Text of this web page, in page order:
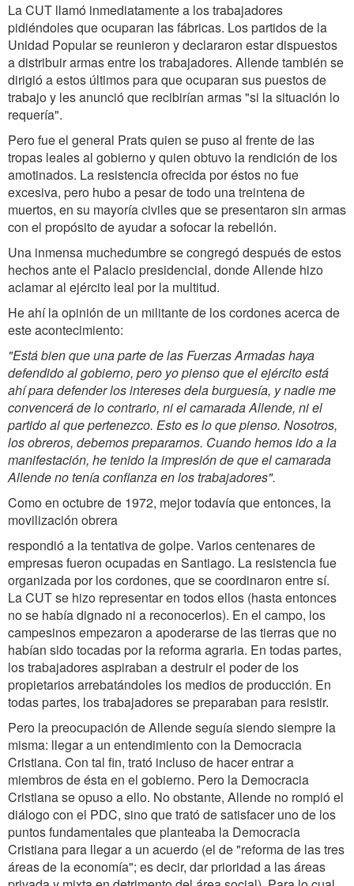
La CUT llamó inmediatamente a los trabajadores
pidiéndoles que ocuparan las fábricas. Los partidos de la
Unidad Popular se reunieron y declararon estar dispuestos
a distribuir armas entre los trabajadores. Allende también se
dirigió a estos últimos para que ocuparan sus puestos de
trabajo y les anunció que recibirían armas "si la situación lo
requería".
Pero fue el general Prats quien se puso al frente de las
tropas leales al gobierno y quien obtuvo la rendición de los
amotinados. La resistencia ofrecida por éstos no fue
excesiva, pero hubo a pesar de todo una treintena de
muertos, en su mayoría civiles que se presentaron sin armas
con el propósito de ayudar a sofocar la rebelión.
Una inmensa muchedumbre se congregó después de estos
hechos ante el Palacio presidencial, donde Allende hizo
aclamar al ejército leal por la multitud.
He ahí la opinión de un militante de los cordones acerca de
este acontecimiento:
"Está bien que una parte de las Fuerzas Armadas haya
defendido al gobierno, pero yo pienso que el ejército está
ahí para defender los intereses dela burguesía, y nadie me
convencerá de lo contrario, ni el camarada Allende, ni el
partido al que pertenezco. Esto es lo que pienso. Nosotros,
los obreros, debemos prepararnos. Cuando hemos ido a la
manifestación, he tenido la impresión de que el camarada
Allende no tenía confianza en los trabajadores".
Como en octubre de 1972, mejor todavía que entonces, la
movilización obrera
respondió a la tentativa de golpe. Varios centenares de
empresas fueron ocupadas en Santiago. La resistencia fue
organizada por los cordones, que se coordinaron entre sí.
La CUT se hizo representar en todos ellos (hasta entonces
no se había dignado ni a reconocerlos). En el campo, los
campesinos empezaron a apoderarse de las tierras que no
habían sido tocadas por la reforma agraria. En todas partes,
los trabajadores aspiraban a destruir el poder de los
propietarios arrebatándoles los medios de producción. En
todas partes, los trabajadores se preparaban para resistir.
Pero la preocupación de Allende seguía siendo siempre la
misma: llegar a un entendimiento con la Democracia
Cristiana. Con tal fin, trató incluso de hacer entrar a
miembros de ésta en el gobierno. Pero la Democracia
Cristiana se opuso a ello. No obstante, Allende no rompió el
diálogo con el PDC, sino que trató de satisfacer uno de los
puntos fundamentales que planteaba la Democracia
Cristiana para llegar a un acuerdo (el de "reforma de las tres
áreas de la economía"; es decir, dar prioridad a las áreas